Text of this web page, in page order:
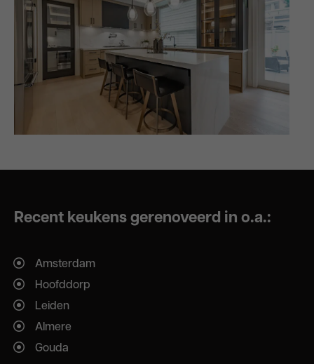
Recent keukens gerenoveerd in o.a.:
Amsterdam
Hoofddorp
Leiden
Almere
Gouda